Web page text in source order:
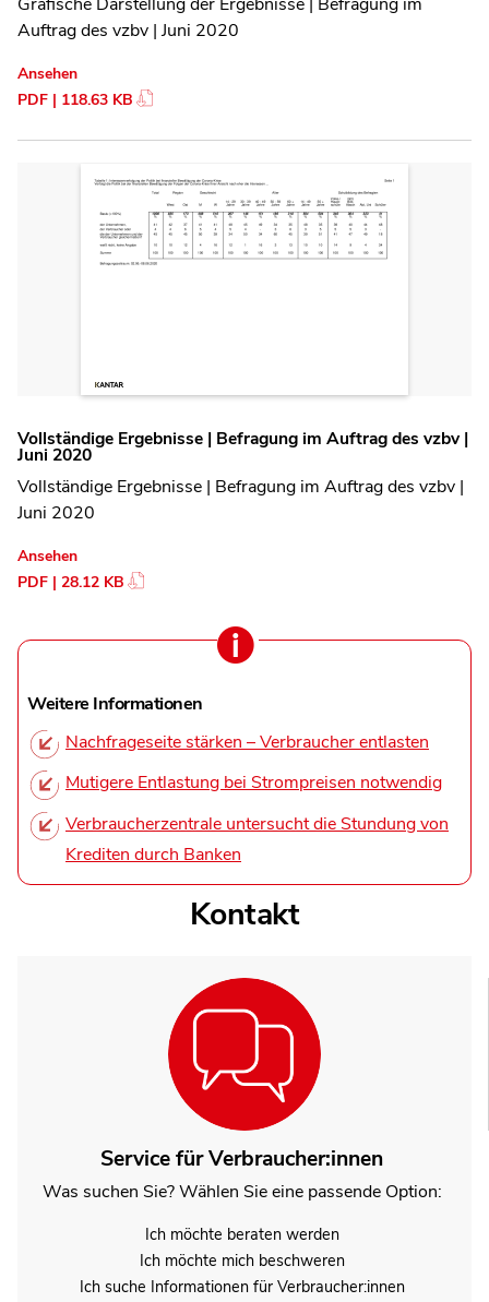
Auftrag des vzbv | Juni 2020
Ansehen
PDF | 118.63 KB
Vollständige Ergebnisse | Befragung im Auftrag des vzbv |
Juni 2020
Vollständige Ergebnisse | Befragung im Auftrag des vzbv |
Juni 2020
Ansehen
PDF | 28.12 KB
Weitere Informationen
Nachfrageseite stärken – Verbraucher entlasten​
Mutigere Entlastung bei Strompreisen notwendig
Verbraucherzentrale untersucht die Stundung von
Krediten durch Banken
Kontakt
Service für Verbraucher:innen
Was suchen Sie? Wählen Sie eine passende Option:
Ich möchte beraten werden
Ich möchte mich beschweren
Ich suche Informationen für Verbraucher:innen